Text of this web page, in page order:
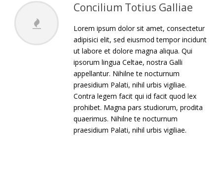
Concilium Totius Galliae
Lorem ipsum dolor sit amet, consectetur
adipisici elit, sed eiusmod tempor incidunt
ut labore et dolore magna aliqua. Qui
ipsorum lingua Celtae, nostra Galli
appellantur. Nihilne te nocturnum
praesidium Palati, nihil urbis vigiliae.
Contra legem facit qui id facit quod lex
prohibet. Magna pars studiorum, prodita
quaerimus. Nihilne te nocturnum
praesidium Palati, nihil urbis vigiliae.